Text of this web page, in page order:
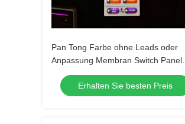
Pan Tong Farbe ohne Leads oder
Anpassung Membran Switch Panel
Tastatur für Automobile Medizinische
Haushaltsgeräte
Erhalten Sie besten Preis